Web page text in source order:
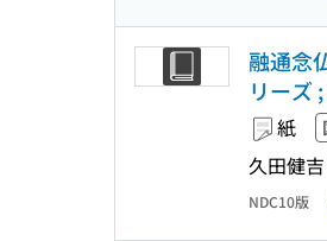
融通念
リーズ
紙
久田健
NDC10版